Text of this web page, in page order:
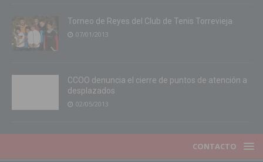
Torneo de Reyes del Club de Tenis Torrevieja
07/01/2013
CCOO denuncia el cierre de puntos de atención a
desplazados
02/05/2013
CONTACTO